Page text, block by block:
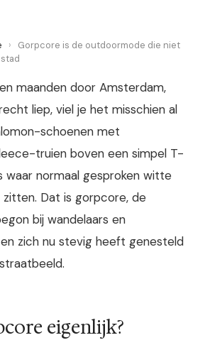
›
Gorpcore is de outdoormode die niet
maanden door Amsterdam,
liep, viel je het misschien al
schoenen met
truien boven een simpel T-
waar normaal gesproken witte
zitten. Dat is gorpcore, de
bij wandelaars en
zich nu stevig heeft genesteld
eigenlijk?